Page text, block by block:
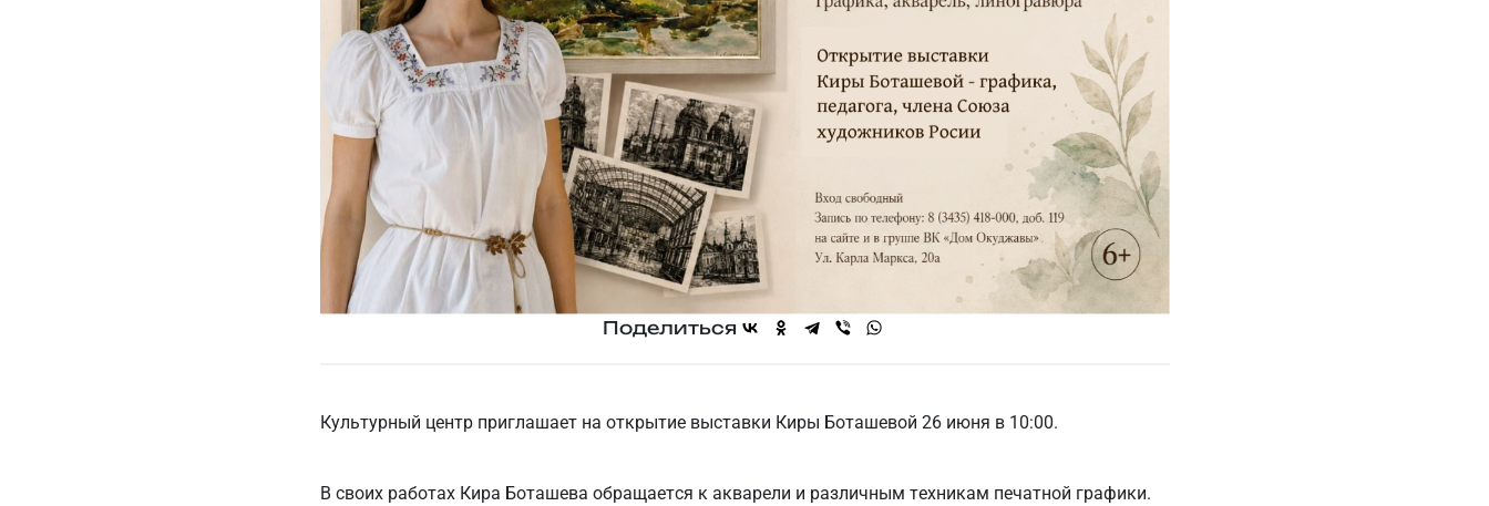
Поделиться
Культурный центр приглашает на открытие выставки Киры Боташевой 26 июня в 10:00.
В своих работах Кира Боташева обращается к акварели и различным техникам печатной графики.